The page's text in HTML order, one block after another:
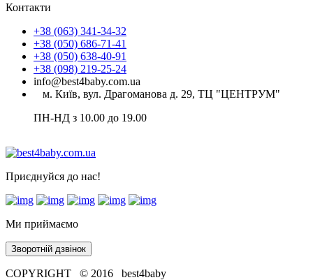
Контакти
+38 (063) 341-34-32
+38 (050) 686-71-41
+38 (050) 638-40-91
+38 (098) 219-25-24
info@best4baby.com.ua
м. Київ, вул. Драгоманова д. 29, ТЦ "ЦЕНТРУМ"
ПН-НД з 10.00 до 19.00
Приєднуйся до нас!
Ми приймаємо
Зворотній дзвінок
COPYRIGHT © 2016 best4baby